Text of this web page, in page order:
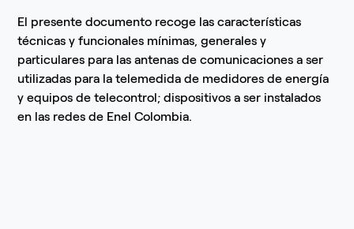
El presente documento recoge las características
técnicas y funcionales mínimas, generales y
particulares para las antenas de comunicaciones a ser
utilizadas para la telemedida de medidores de energía
y equipos de telecontrol; dispositivos a ser instalados
en las redes de Enel Colombia.